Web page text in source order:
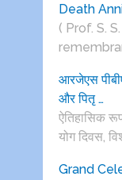
Death
( Prof. S.
आरजेएस
और पितृ …
ऐतिहासिक
योग दिवस,
Grand